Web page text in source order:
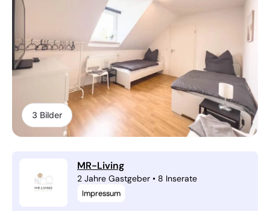
3 Bilder
MR-Living
2 Jahre Gastgeber • 8 Inserate
Impressum